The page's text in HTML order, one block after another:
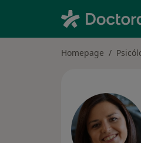
Homepage